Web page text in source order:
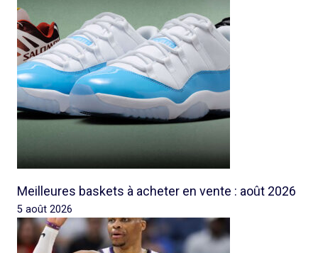
Meilleures baskets à acheter en vente : août 2026
5 août 2026